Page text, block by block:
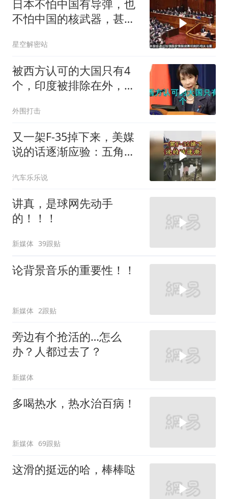
日本不怕中国有导弹，也
不怕中国的核武器，甚至
星空解密站
被西方认可的大国只有4
个，印度被排除在外，为
外围打击
又一架F-35掉下来，美媒
说的话逐渐应验：五角大
汽车乐乐说
讲真，是球网先动手
的！！！
新媒体 39跟贴
论背景音乐的重要性！！
新媒体 2跟贴
旁边有个抢活的…怎么
办？人都过去了？
新媒体
多喝热水，热水治百病！
新媒体 69跟贴
这滑的挺远的哈，棒棒哒